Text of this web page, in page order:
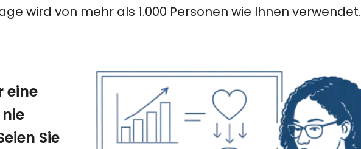
wird von mehr als 1.000 Personen wie Ihnen verwendet.
eine
Sie